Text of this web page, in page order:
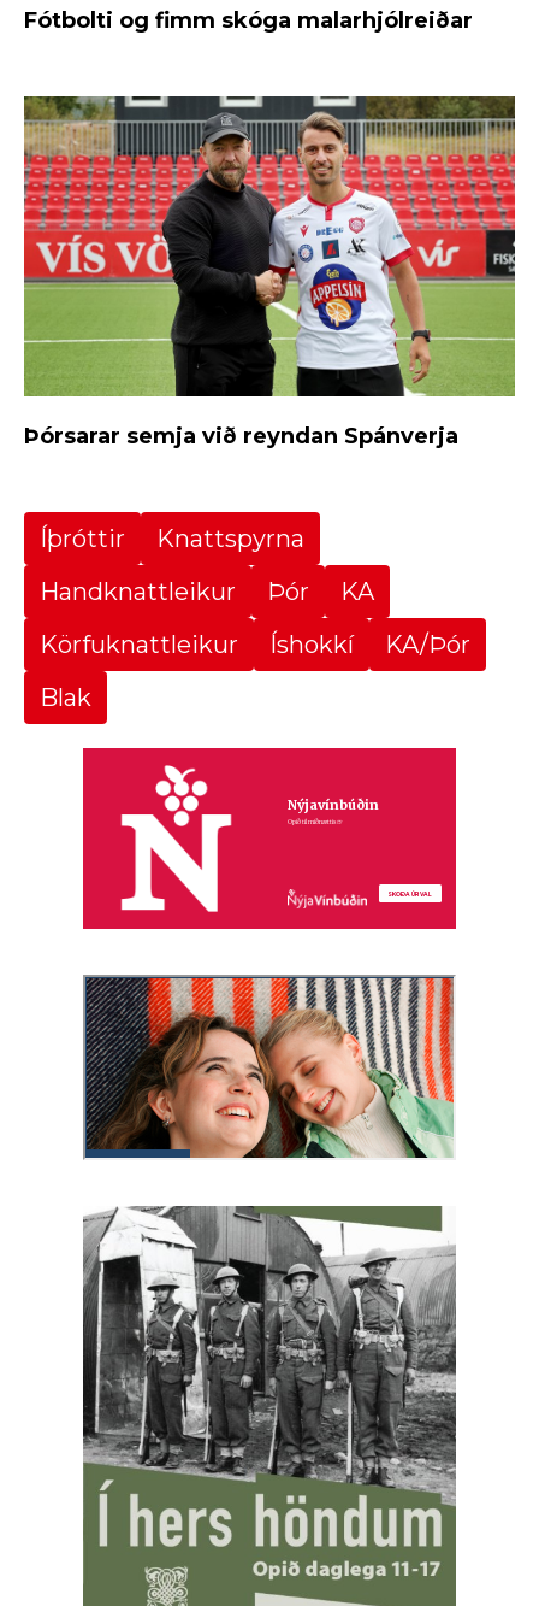
Fótbolti og fimm skóga malarhjólreiðar
Þórsarar semja við reyndan Spánverja
Íþróttir
Knattspyrna
Handknattleikur
Þór
KA
Körfuknattleikur
Íshokkí
KA/Þór
Blak